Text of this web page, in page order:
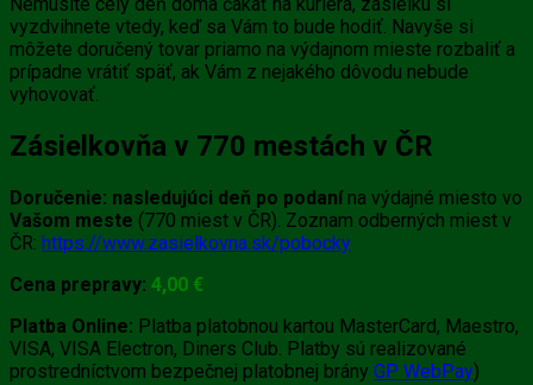
Nemusíte celý deň doma čakať na kuriéra, zásielku si
vyzdvihnete vtedy, keď sa Vám to bude hodiť. Navyše si
môžete doručený tovar priamo na výdajnom mieste rozbaliť a
prípadne vrátiť späť, ak Vám z nejakého dôvodu nebude
vyhovovať.
Zásielkovňa v 770 mestách v ČR
Doručenie: nasledujúci deň po podanína výdajné miesto vo
Vašom meste (770 miest v ČR). Zoznam odberných miest v
ČR: https://www.zasielkovna.sk/pobocky
Cena prepravy: 4,00 €
Platba Online: Platba platobnou kartou MasterCard, Maestro,
VISA, VISA Electron, Diners Club. Platby sú realizované
prostredníctvom bezpečnej platobnej brány GP WebPay)